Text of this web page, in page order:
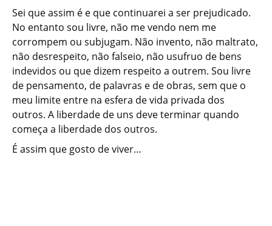
Sei que assim é e que continuarei a ser prejudicado.
No entanto sou livre, não me vendo nem me
corrompem ou subjugam. Não invento, não maltrato,
não desrespeito, não falseio, não usufruo de bens
indevidos ou que dizem respeito a outrem. Sou livre
de pensamento, de palavras e de obras, sem que o
meu limite entre na esfera de vida privada dos
outros. A liberdade de uns deve terminar quando
começa a liberdade dos outros.
É assim que gosto de viver…